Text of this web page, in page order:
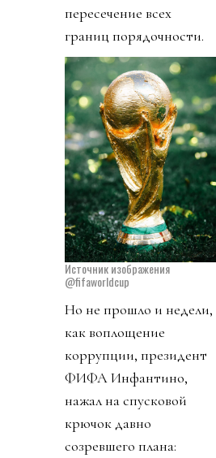
пересечение всех
границ порядочности.
Источник изображения
@fifaworldcup
Но не прошло и недели,
как воплощение
коррупции, президент
ФИФА Инфантино,
нажал на спусковой
крючок давно
созревшего плана: